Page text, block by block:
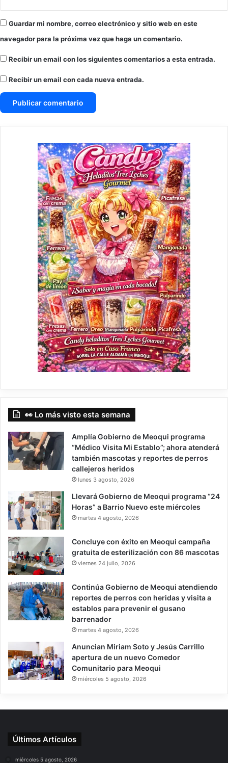
Guardar mi nombre, correo electrónico y sitio web en este
navegador para la próxima vez que haga un comentario.
Recibir un email con los siguientes comentarios a esta entrada.
Recibir un email con cada nueva entrada.
👀 Lo más visto esta semana
Amplía Gobierno de Meoqui programa
“Médico Visita Mi Establo”; ahora atenderá
también mascotas y reportes de perros
callejeros heridos
lunes 3 agosto, 2026
Llevará Gobierno de Meoqui programa “24
Horas” a Barrio Nuevo este miércoles
martes 4 agosto, 2026
Concluye con éxito en Meoqui campaña
gratuita de esterilización con 86 mascotas
viernes 24 julio, 2026
Continúa Gobierno de Meoqui atendiendo
reportes de perros con heridas y visita a
establos para prevenir el gusano
barrenador
martes 4 agosto, 2026
Anuncian Miriam Soto y Jesús Carrillo
apertura de un nuevo Comedor
Comunitario para Meoqui
miércoles 5 agosto, 2026
Últimos Artículos
miércoles 5 agosto, 2026